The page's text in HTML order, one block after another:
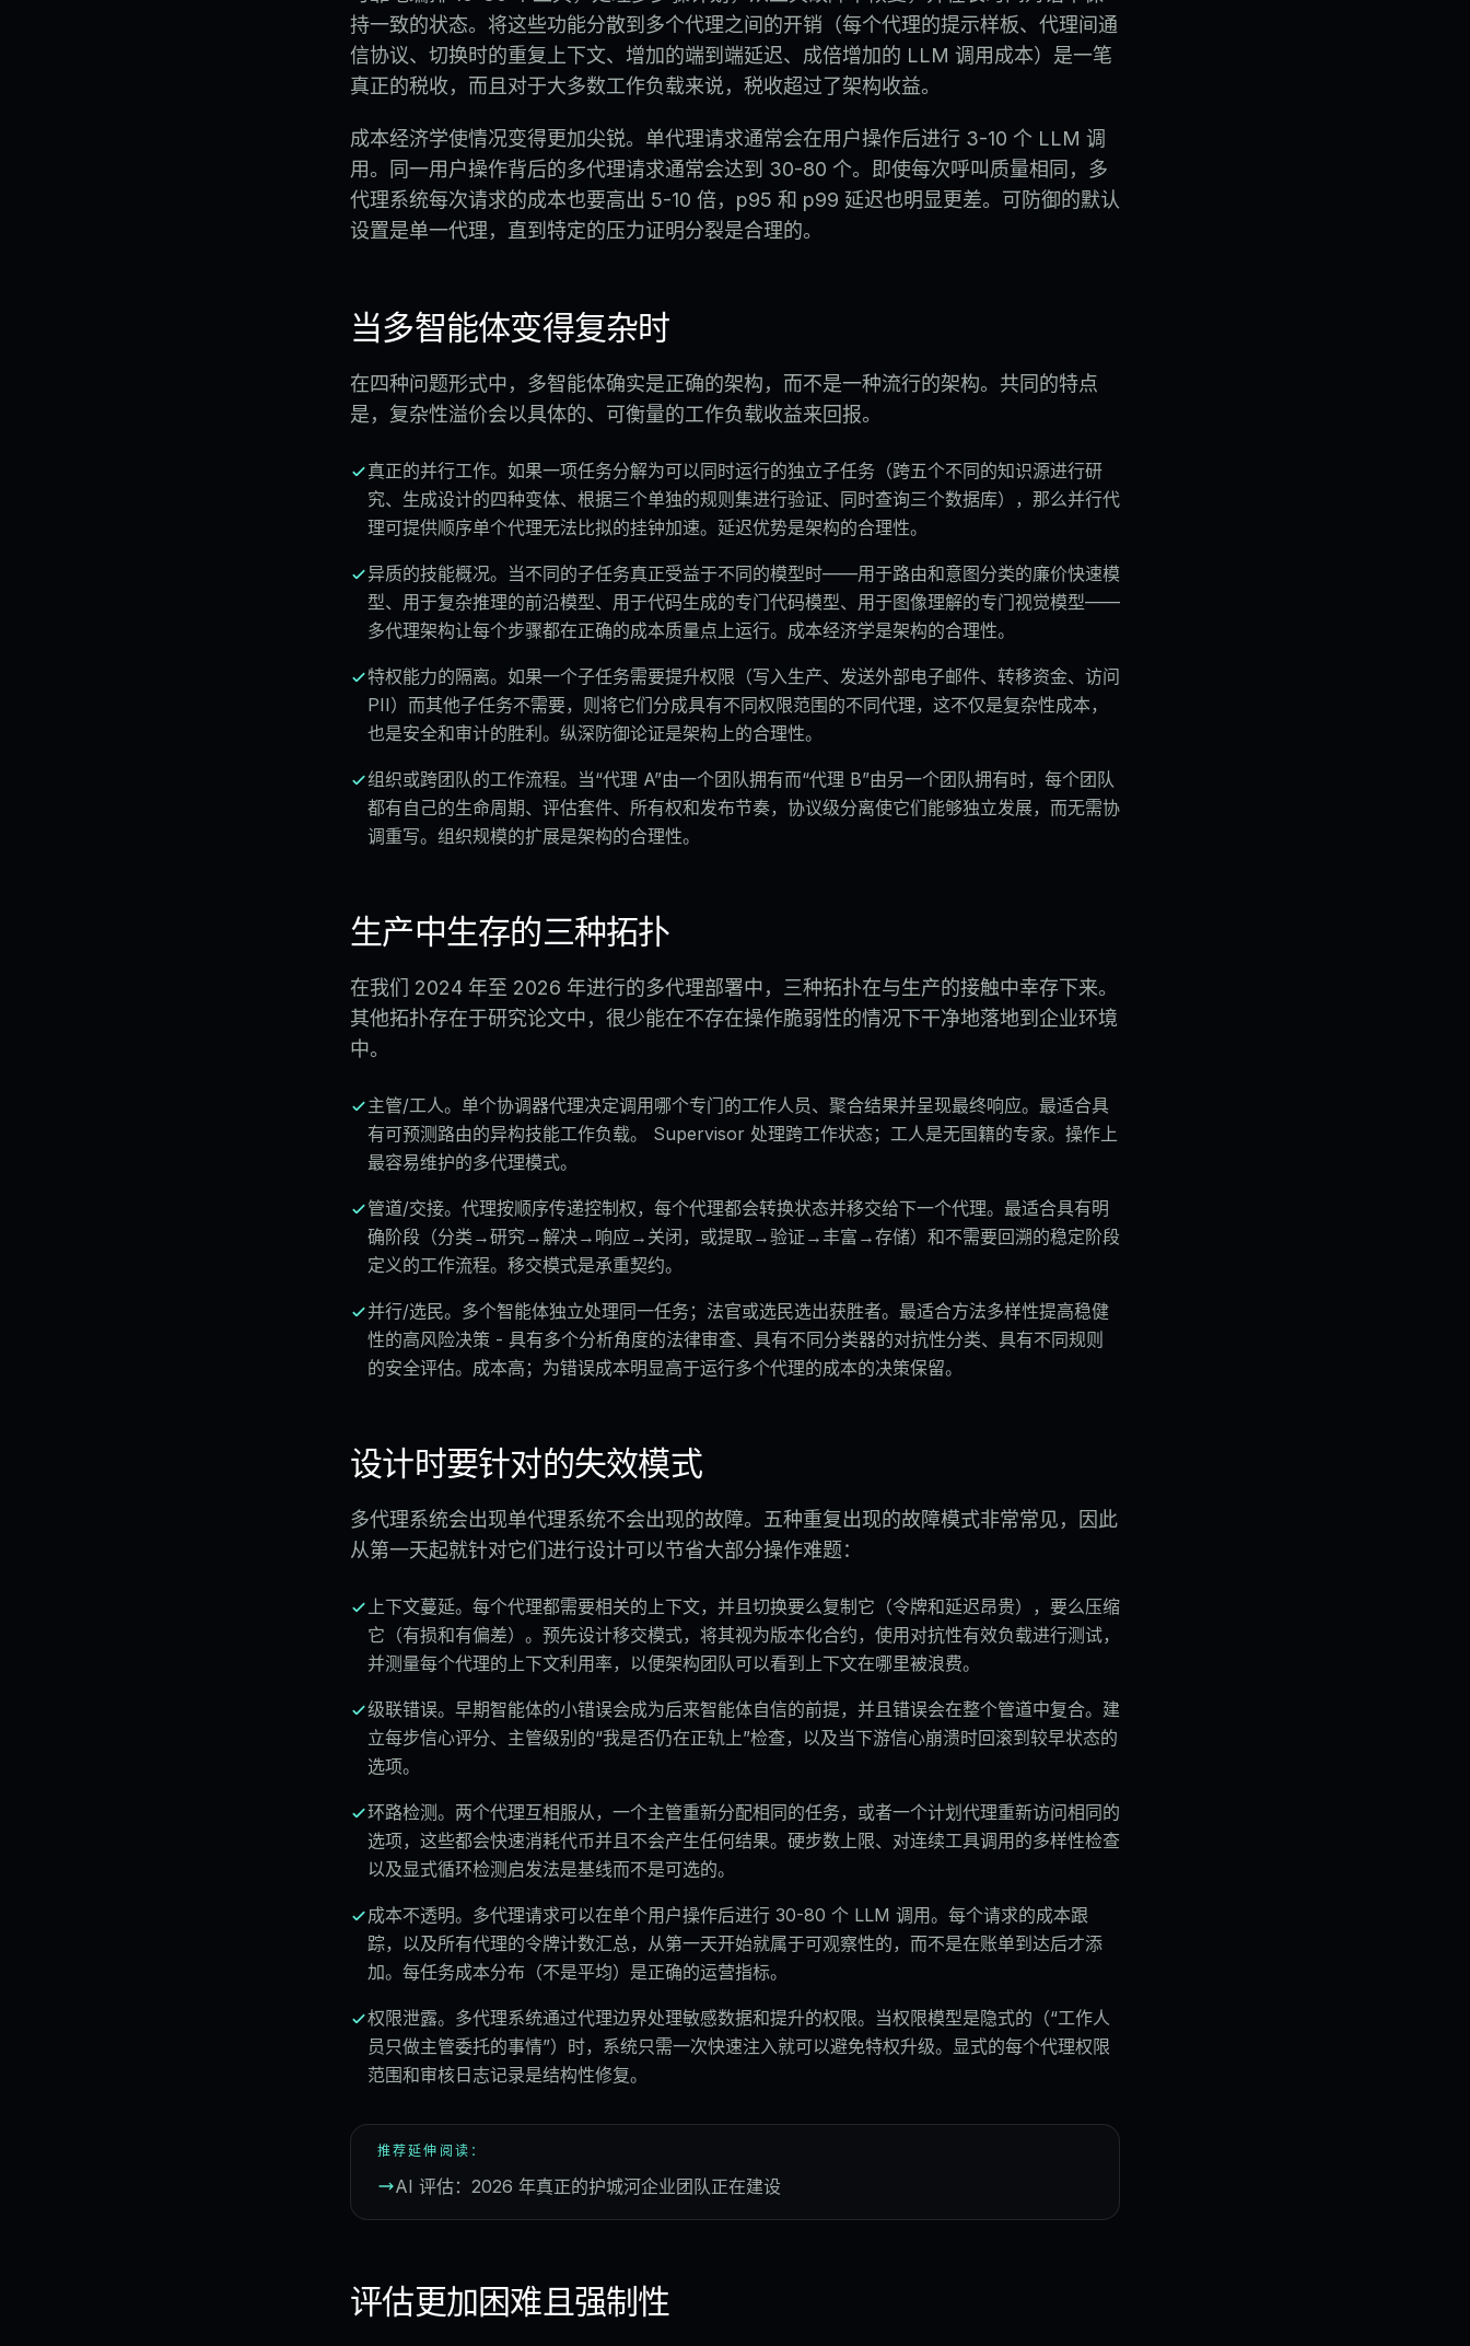
持一致的状态。将这些功能分散到多个代理之间的开销（每个代理的提示样板、代理间通
信协议、切换时的重复上下文、增加的端到端延迟、成倍增加的 LLM 调用成本）是一笔
真正的税收，而且对于大多数工作负载来说，税收超过了架构收益。
成本经济学使情况变得更加尖锐。单代理请求通常会在用户操作后进行 3-10 个 LLM 调
用。同一用户操作背后的多代理请求通常会达到 30-80 个。即使每次呼叫质量相同，多
代理系统每次请求的成本也要高出 5-10 倍，p95 和 p99 延迟也明显更差。可防御的默认
设置是单一代理，直到特定的压力证明分裂是合理的。
当多智能体变得复杂时
在四种问题形式中，多智能体确实是正确的架构，而不是一种流行的架构。共同的特点
是，复杂性溢价会以具体的、可衡量的工作负载收益来回报。
真正的并行工作。如果一项任务分解为可以同时运行的独立子任务（跨五个不同的知识源进行研
究、生成设计的四种变体、根据三个单独的规则集进行验证、同时查询三个数据库），那么并行代
理可提供顺序单个代理无法比拟的挂钟加速。延迟优势是架构的合理性。
异质的技能概况。当不同的子任务真正受益于不同的模型时——用于路由和意图分类的廉价快速模
型、用于复杂推理的前沿模型、用于代码生成的专门代码模型、用于图像理解的专门视觉模型——
多代理架构让每个步骤都在正确的成本质量点上运行。成本经济学是架构的合理性。
特权能力的隔离。如果一个子任务需要提升权限（写入生产、发送外部电子邮件、转移资金、访问
PII）而其他子任务不需要，则将它们分成具有不同权限范围的不同代理，这不仅是复杂性成本，
也是安全和审计的胜利。纵深防御论证是架构上的合理性。
组织或跨团队的工作流程。当“代理 A”由一个团队拥有而“代理 B”由另一个团队拥有时，每个团队
都有自己的生命周期、评估套件、所有权和发布节奏，协议级分离使它们能够独立发展，而无需协
调重写。组织规模的扩展是架构的合理性。
生产中生存的三种拓扑
在我们 2024 年至 2026 年进行的多代理部署中，三种拓扑在与生产的接触中幸存下来。
其他拓扑存在于研究论文中，很少能在不存在操作脆弱性的情况下干净地落地到企业环境
中。
主管/工人。单个协调器代理决定调用哪个专门的工作人员、聚合结果并呈现最终响应。最适合具
有可预测路由的异构技能工作负载。 Supervisor 处理跨工作状态；工人是无国籍的专家。操作上
最容易维护的多代理模式。
管道/交接。代理按顺序传递控制权，每个代理都会转换状态并移交给下一个代理。最适合具有明
确阶段（分类→研究→解决→响应→关闭，或提取→验证→丰富→存储）和不需要回溯的稳定阶段
定义的工作流程。移交模式是承重契约。
并行/选民。多个智能体独立处理同一任务；法官或选民选出获胜者。最适合方法多样性提高稳健
性的高风险决策 - 具有多个分析角度的法律审查、具有不同分类器的对抗性分类、具有不同规则
的安全评估。成本高；为错误成本明显高于运行多个代理的成本的决策保留。
设计时要针对的失效模式
多代理系统会出现单代理系统不会出现的故障。五种重复出现的故障模式非常常见，因此
从第一天起就针对它们进行设计可以节省大部分操作难题：
上下文蔓延。每个代理都需要相关的上下文，并且切换要么复制它（令牌和延迟昂贵），要么压缩
它（有损和有偏差）。预先设计移交模式，将其视为版本化合约，使用对抗性有效负载进行测试，
并测量每个代理的上下文利用率，以便架构团队可以看到上下文在哪里被浪费。
级联错误。早期智能体的小错误会成为后来智能体自信的前提，并且错误会在整个管道中复合。建
立每步信心评分、主管级别的“我是否仍在正轨上”检查，以及当下游信心崩溃时回滚到较早状态的
选项。
环路检测。两个代理互相服从，一个主管重新分配相同的任务，或者一个计划代理重新访问相同的
选项，这些都会快速消耗代币并且不会产生任何结果。硬步数上限、对连续工具调用的多样性检查
以及显式循环检测启发法是基线而不是可选的。
成本不透明。多代理请求可以在单个用户操作后进行 30-80 个 LLM 调用。每个请求的成本跟
踪，以及所有代理的令牌计数汇总，从第一天开始就属于可观察性的，而不是在账单到达后才添
加。每任务成本分布（不是平均）是正确的运营指标。
权限泄露。多代理系统通过代理边界处理敏感数据和提升的权限。当权限模型是隐式的（“工作人
员只做主管委托的事情”）时，系统只需一次快速注入就可以避免特权升级。显式的每个代理权限
范围和审核日志记录是结构性修复。
推荐延伸阅读：
AI 评估：2026 年真正的护城河企业团队正在建设
评估更加困难且强制性